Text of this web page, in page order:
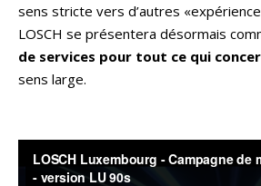
sens stricte vers d’autres
LOSCH se présentera désormais
de services pour tout ce qui
sens large.